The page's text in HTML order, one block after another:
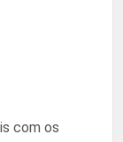
com os